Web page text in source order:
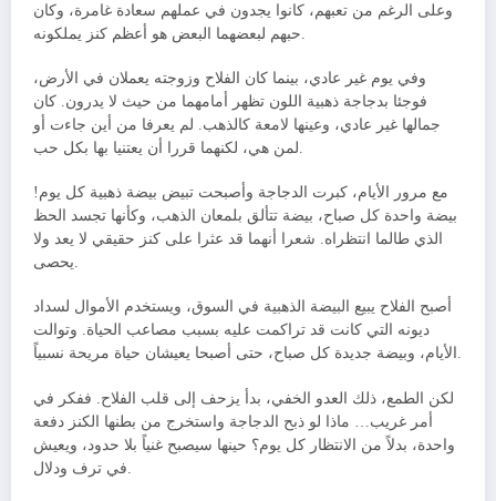
وعلى الرغم من تعبهم، كانوا يجدون في عملهم سعادة غامرة، وكان
وفي يوم غير عادي، بينما كان الفلاح وزوجته يعملان في الأرض،
فوجئا بدجاجة ذهبية اللون تظهر أمامهما من حيث لا يدرون. كان
جمالها غير عادي، وعينها لامعة كالذهب. لم يعرفا من أين جاءت أو
مع مرور الأيام، كبرت الدجاجة وأصبحت تبيض بيضة ذهبية كل يوم!
بيضة واحدة كل صباح، بيضة تتألق بلمعان الذهب، وكأنها تجسد الحظ
الذي طالما انتظراه. شعرا أنهما قد عثرا على كنز حقيقي لا يعد ولا
يحصى.
أصبح الفلاح يبيع البيضة الذهبية في السوق، ويستخدم الأموال لسداد
ديونه التي كانت قد تراكمت عليه بسبب مصاعب الحياة. وتوالت
الأيام، وبيضة جديدة كل صباح، حتى أصبحا يعيشان حياة مريحة نسبياً.
لكن الطمع، ذلك العدو الخفي، بدأ يزحف إلى قلب الفلاح. ففكر في
أمر غريب… ماذا لو ذبح الدجاجة واستخرج من بطنها الكنز دفعة
واحدة، بدلاً من الانتظار كل يوم؟ حينها سيصبح غنياً بلا حدود، ويعيش